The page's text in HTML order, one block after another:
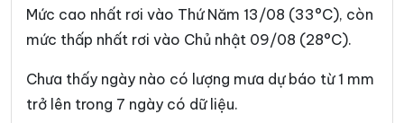
Xã Kim Ngân Xã Kim Phú
Xã La Lay Xã Lao Bảo
Xã Lệ Ninh Xã Lệ Thủy
Mức cao nhất rơi vào Thứ Năm 13/08 (33°C), còn
mức thấp nhất rơi vào Chủ nhật 09/08 (28°C).
Chưa thấy ngày nào có lượng mưa dự báo từ 1 mm
trở lên trong 7 ngày có dữ liệu.